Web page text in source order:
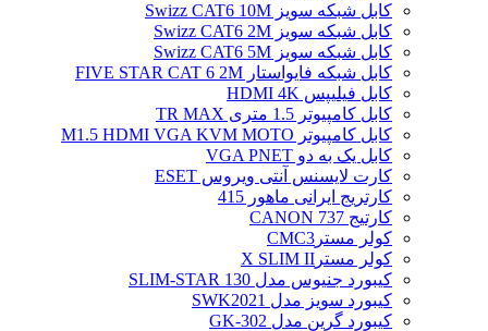
کابل شبکه سویز Swizz CAT6 10M
کابل شبکه سویز Swizz CAT6 2M
کابل شبکه سویز Swizz CAT6 5M
کابل شبکه فایواستار FIVE STAR CAT 6 2M
کابل فیلیپس HDMI 4K
کابل کامپیوتر 1.5 متری TR MAX
کابل کامپیوتر M1.5 HDMI VGA KVM MOTO
کابل یک به دو VGA PNET
کارت لایسنس آنتی ویروس ESET
کارتریج ایرانی ماهور 415
کارتیج 737 CANON
کولر مسترCMC3
کولر مسترX SLIM II
کیبورد جنیوس مدل SLIM-STAR 130
کیبورد سویز مدل SWK2021
کیبورد گرین مدل GK-302